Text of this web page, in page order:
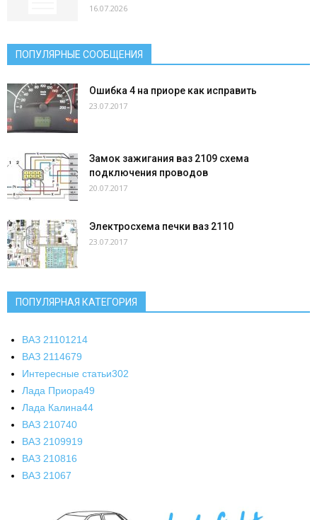
16.07.2026
ПОПУЛЯРНЫЕ СООБЩЕНИЯ
Ошибка 4 на приоре как исправить
23.07.2017
Замок зажигания ваз 2109 схема
подключения проводов
20.07.2017
Электросхема печки ваз 2110
23.07.2017
ПОПУЛЯРНАЯ КАТЕГОРИЯ
ВАЗ 21101214
ВАЗ 2114679
Интересные статьи302
Лада Приора49
Лада Калина44
ВАЗ 210740
ВАЗ 2109919
ВАЗ 210816
ВАЗ 21067